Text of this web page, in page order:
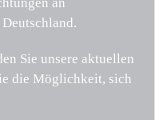
Sie unsere aktuellen
die Möglichkeit, sich